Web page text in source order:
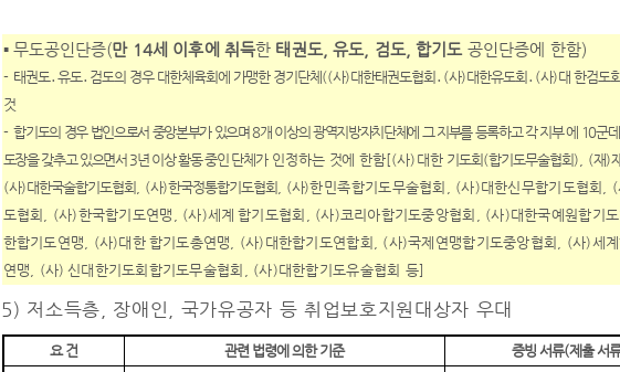
▪ 무도공인단증(만 14세 이후에 취득한 태권도,유도 검도,합기도 공인단증에 한함)
- 태권도․유도․ 검도의 경우 대한체육회에 가맹한 경기단체 ((사)대한태권도협회 ․ (사)대한유도회 ․ (사)대한검도
것
-합기도의 경우 법인으로서 중앙본부가 있으며8개 이상의 광역지방자치단체에 그 지부를 등록하고 각 지부 에 10군
도장을 갖추고 있으면서 3년 이상 활동 중인 단체 가 인정하는 것에 한함[(사) 대한 기도회 (합기도무술협회), (재)
(사)대한국술합기도협회 , (사)한국정통합기도협회 , (사)한 민족합기도무술협회 , (사)대한신무합기도협회 , (
도협회
, (사)한국합기도연맹 , (사)세계 합기도협회 , (사)코리아합기도중앙협회 , (사)대한국예원합기도
한합기도연맹 , (사)대한 합기도총연맹 , (사) 대한합기도연합회 , (사)국제연맹합기도중앙협회 , (사)세
연맹 , (사) 신대한기도회합기도무술협회 , (사)대한합기도유술협회 등]
5) 저소득층 장애인 국가유공자 등 취업보호지원대상자 우대
요 건 관련 법령에 의한 기준 증빙 서류(제출 서류